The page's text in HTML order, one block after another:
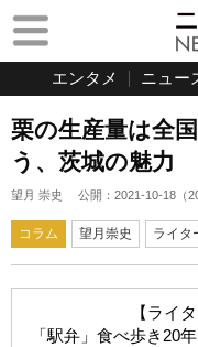
エンタメ ニュー
栗の生産量は全
う、茨城の魅力
望月 崇史 公開： 2021-10-18 （
コラム 望月崇史 ライタ
【ライ
「駅弁」食べ歩き20